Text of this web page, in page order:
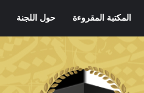
المكتبة المقروءة حول اللجنة